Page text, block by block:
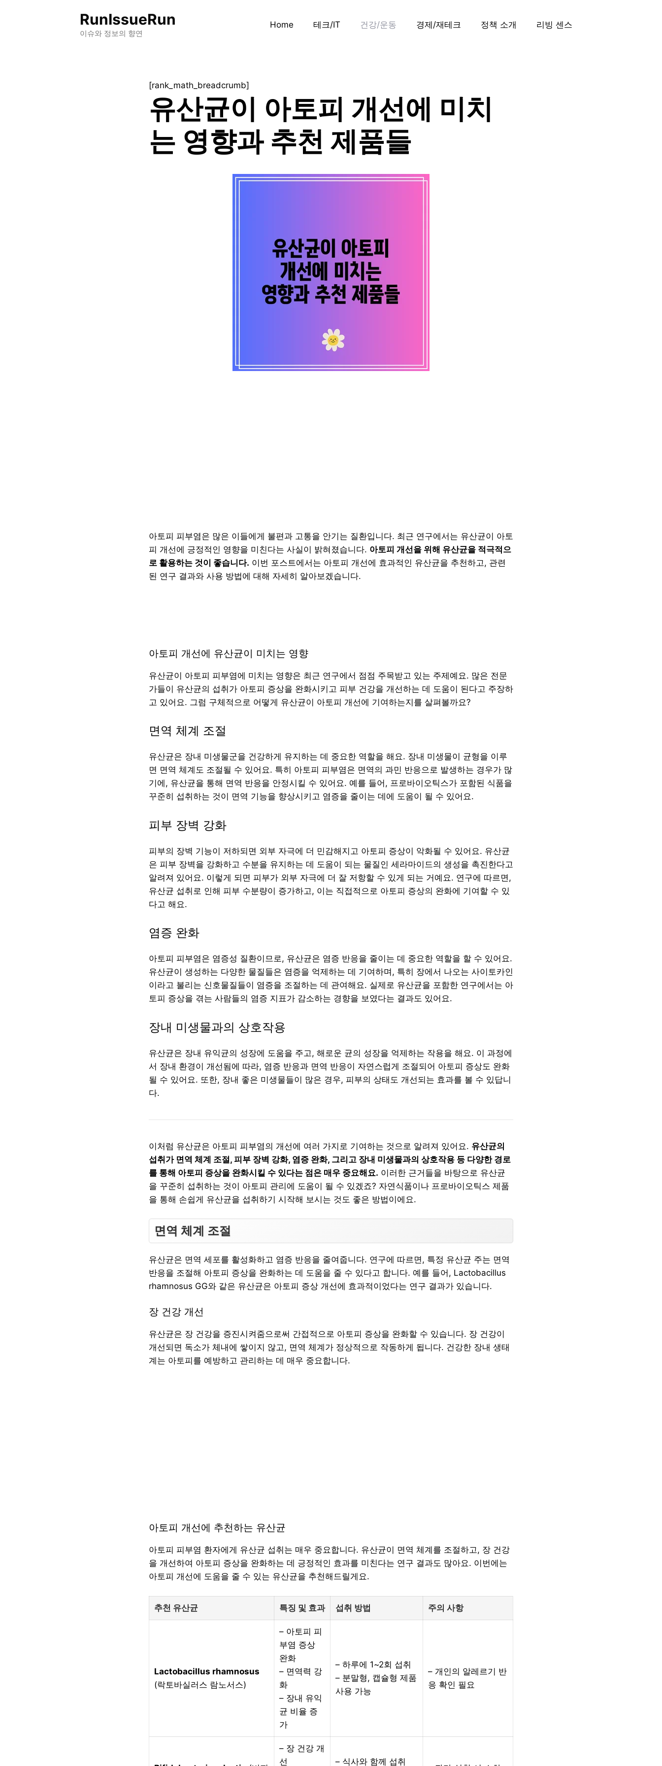
RunIssueRun
이슈와 정보의 향연
Home 테크/IT 건강/운동 경제/재테크 정책 소개 리빙 센스
[rank_math_breadcrumb]
유산균이 아토피 개선에 미치
는 영향과 추천 제품들
아토피 피부염은 많은 이들에게 불편과 고통을 안기는 질환입니다. 최근 연구에서는 유산균이 아토
피 개선에 긍정적인 영향을 미친다는 사실이 밝혀졌습니다. 아토피 개선을 위해 유산균을 적극적으
로 활용하는 것이 좋습니다. 이번 포스트에서는 아토피 개선에 효과적인 유산균을 추천하고, 관련
된 연구 결과와 사용 방법에 대해 자세히 알아보겠습니다.
아토피 개선에 유산균이 미치는 영향
유산균이 아토피 피부염에 미치는 영향은 최근 연구에서 점점 주목받고 있는 주제예요. 많은 전문
가들이 유산균의 섭취가 아토피 증상을 완화시키고 피부 건강을 개선하는 데 도움이 된다고 주장하
고 있어요. 그럼 구체적으로 어떻게 유산균이 아토피 개선에 기여하는지를 살펴볼까요?
면역 체계 조절
유산균은 장내 미생물군을 건강하게 유지하는 데 중요한 역할을 해요. 장내 미생물이 균형을 이루
면 면역 체계도 조절될 수 있어요. 특히 아토피 피부염은 면역의 과민 반응으로 발생하는 경우가 많
기에, 유산균을 통해 면역 반응을 안정시킬 수 있어요. 예를 들어, 프로바이오틱스가 포함된 식품을
꾸준히 섭취하는 것이 면역 기능을 향상시키고 염증을 줄이는 데에 도움이 될 수 있어요.
피부 장벽 강화
피부의 장벽 기능이 저하되면 외부 자극에 더 민감해지고 아토피 증상이 악화될 수 있어요. 유산균
은 피부 장벽을 강화하고 수분을 유지하는 데 도움이 되는 물질인 세라마이드의 생성을 촉진한다고
알려져 있어요. 이렇게 되면 피부가 외부 자극에 더 잘 저항할 수 있게 되는 거예요. 연구에 따르면,
유산균 섭취로 인해 피부 수분량이 증가하고, 이는 직접적으로 아토피 증상의 완화에 기여할 수 있
다고 해요.
염증 완화
아토피 피부염은 염증성 질환이므로, 유산균은 염증 반응을 줄이는 데 중요한 역할을 할 수 있어요.
유산균이 생성하는 다양한 물질들은 염증을 억제하는 데 기여하며, 특히 장에서 나오는 사이토카인
이라고 불리는 신호물질들이 염증을 조절하는 데 관여해요. 실제로 유산균을 포함한 연구에서는 아
토피 증상을 겪는 사람들의 염증 지표가 감소하는 경향을 보였다는 결과도 있어요.
장내 미생물과의 상호작용
유산균은 장내 유익균의 성장에 도움을 주고, 해로운 균의 성장을 억제하는 작용을 해요. 이 과정에
서 장내 환경이 개선됨에 따라, 염증 반응과 면역 반응이 자연스럽게 조절되어 아토피 증상도 완화
될 수 있어요. 또한, 장내 좋은 미생물들이 많은 경우, 피부의 상태도 개선되는 효과를 볼 수 있답니
다.
이처럼 유산균은 아토피 피부염의 개선에 여러 가지로 기여하는 것으로 알려져 있어요. 유산균의
섭취가 면역 체계 조절, 피부 장벽 강화, 염증 완화, 그리고 장내 미생물과의 상호작용 등 다양한 경로
를 통해 아토피 증상을 완화시킬 수 있다는 점은 매우 중요해요. 이러한 근거들을 바탕으로 유산균
을 꾸준히 섭취하는 것이 아토피 관리에 도움이 될 수 있겠죠? 자연식품이나 프로바이오틱스 제품
을 통해 손쉽게 유산균을 섭취하기 시작해 보시는 것도 좋은 방법이에요.
면역 체계 조절
유산균은 면역 세포를 활성화하고 염증 반응을 줄여줍니다. 연구에 따르면, 특정 유산균 주는 면역
반응을 조절해 아토피 증상을 완화하는 데 도움을 줄 수 있다고 합니다. 예를 들어, Lactobacillus
rhamnosus GG와 같은 유산균은 아토피 증상 개선에 효과적이었다는 연구 결과가 있습니다.
장 건강 개선
유산균은 장 건강을 증진시켜줌으로써 간접적으로 아토피 증상을 완화할 수 있습니다. 장 건강이
개선되면 독소가 체내에 쌓이지 않고, 면역 체계가 정상적으로 작동하게 됩니다. 건강한 장내 생태
계는 아토피를 예방하고 관리하는 데 매우 중요합니다.
아토피 개선에 추천하는 유산균
아토피 피부염 환자에게 유산균 섭취는 매우 중요합니다. 유산균이 면역 체계를 조절하고, 장 건강
을 개선하여 아토피 증상을 완화하는 데 긍정적인 효과를 미친다는 연구 결과도 많아요. 이번에는
아토피 개선에 도움을 줄 수 있는 유산균을 추천해드릴게요.
추천 유산균 특징 및 효과 섭취 방법 주의 사항
Lactobacillus rhamnosus
(락토바실러스 람노서스)
– 아토피 피
부염 증상
완화
– 면역력 강
화
– 장내 유익
균 비율 증
가
– 하루에 1~2회 섭취
– 분말형, 캡슐형 제품
사용 가능
– 개인의 알레르기 반
응 확인 필요
– 장 건강 개
선
– 식사와 함께 섭취